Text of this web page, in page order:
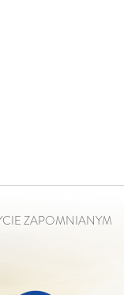
ZAPOMNIANYM